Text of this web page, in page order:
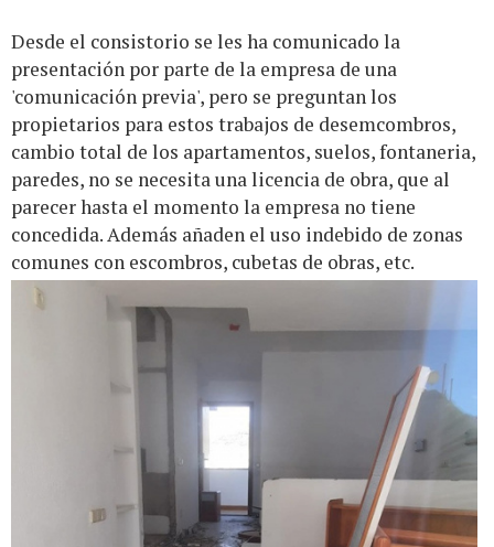
Desde el consistorio se les ha comunicado la
presentación por parte de la empresa de una
'comunicación previa', pero se preguntan los
propietarios para estos trabajos de desemcombros,
cambio total de los apartamentos, suelos, fontaneria,
paredes, no se necesita una licencia de obra, que al
parecer hasta el momento la empresa no tiene
concedida. Además añaden el uso indebido de zonas
comunes con escombros, cubetas de obras, etc.